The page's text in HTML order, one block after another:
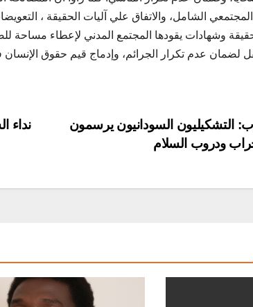
الشامل، والاتفاق علي آليات الحقيقة ،
وشهادات يقودها المجتمع المدني لإعطاء مساحة
عدم تكرار الجرائم، وإدماج قيم حقوق الإنسان
نداء
التشكيليون السودانيون يرسمون
ودروب السلام